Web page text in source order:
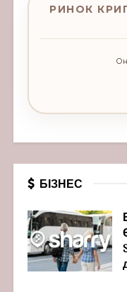
РИНОК
БІЗНЕС